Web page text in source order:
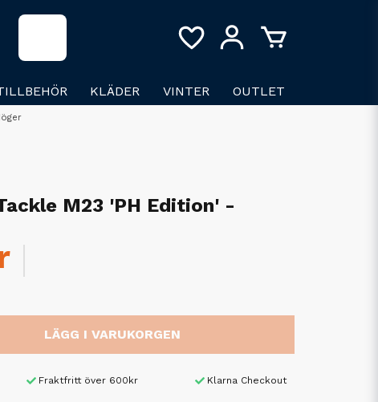
KLÄDER VINTER OUTLET
M23 'PH Edition' -
LÄGG I VARUKORGEN
Fraktfritt över 600kr Klarna Checkout